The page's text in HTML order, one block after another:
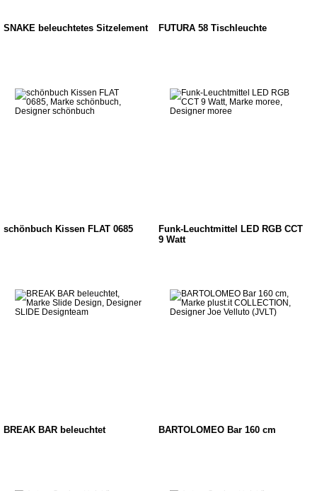
SNAKE beleuchtetes Sitzelement FUTURA 58 Tischleuchte
schönbuch Kissen FLAT 0685
Funk-Leuchtmittel LED RGB CCT
9 Watt
BREAK BAR beleuchtet BARTOLOMEO Bar 160 cm